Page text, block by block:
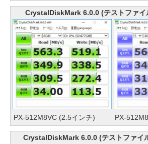
CrystalDiskMark 6.0.0 (テストファイ
PX-512M8VC (2.5インチ) PX-
CrystalDiskMark 6.0.0 (テストファイ